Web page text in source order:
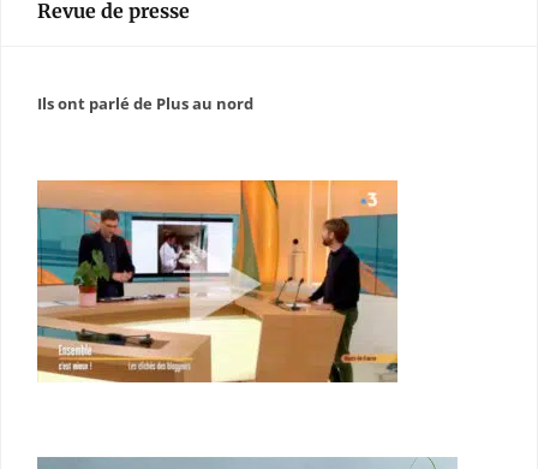
Revue de presse
Ils ont parlé de Plus au nord